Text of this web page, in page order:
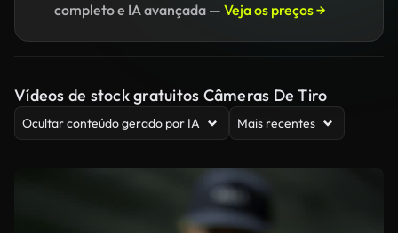
completo e IA avançada — Veja os preços →
Vídeos de stock gratuitos Câmeras De Tiro
Ocultar conteúdo gerado por IA Mais recentes